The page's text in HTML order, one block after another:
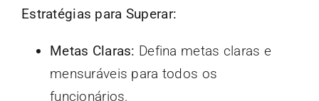
Estratégias para Superar:
Metas Claras: Defina metas claras e
mensuráveis para todos os
funcionários.